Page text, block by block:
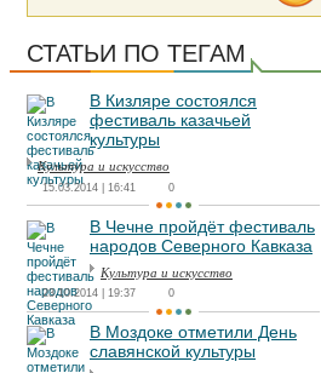
СТАТЬИ ПО ТЕГАМ
В Кизляре состоялся
фестиваль казачьей
культуры
Культура и искусство
15.03.2014 | 16:41 0
В Чечне пройдёт фестиваль
народов Северного Кавказа
Культура и искусство
23.10.2014 | 19:37 0
В Моздоке отметили День
славянской культуры